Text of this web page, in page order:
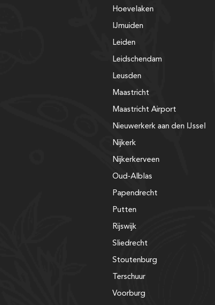
Hoevelaken
IJmuiden
Leiden
Leidschendam
Leusden
Maastricht
Maastricht Airport
Nieuwerkerk aan den IJssel
Nijkerk
Nijkerkerveen
Oud-Alblas
Papendrecht
Putten
Rijswijk
Sliedrecht
Stoutenburg
Terschuur
Voorburg